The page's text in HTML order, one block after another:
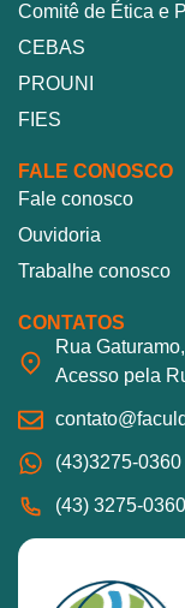
Comitê de Ética e
CEBAS
PROUNI
FIES
FALE CONOSCO
Fale conosco
Ouvidoria
Trabalhe conosco
CONTATOS
Rua
Acesso pela
(43)3275-0360
(43) 3275-